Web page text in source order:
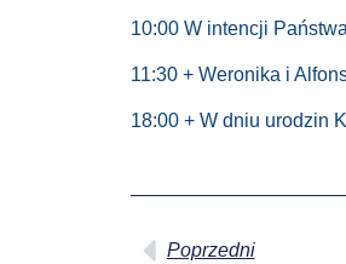
10:00 W intencji
11:30 + Weronika i
18:00 + W dniu urodzin
Poprzedni